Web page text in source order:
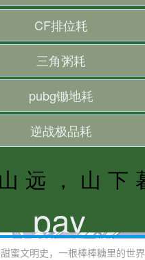
甜蜜文明史，一根棒棒糖里的世界